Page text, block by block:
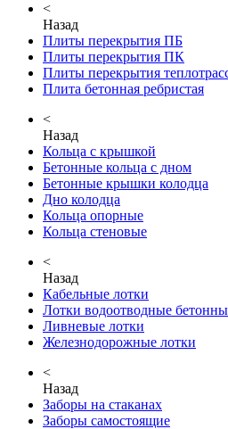
<
Назад
Плиты перекрытия ПБ
Плиты перекрытия ПК
Плиты перекрытия
Плита бетонная ребристая
<
Назад
Кольца с крышкой
Бетонные кольца с дном
Бетонные крышки колодца
Дно колодца
Кольца опорные
Кольца стеновые
<
Назад
Кабельные лотки
Лотки водоотводные
Ливневые лотки
Железнодорожные лотки
<
Назад
Заборы на стаканах
Заборы самостоящие